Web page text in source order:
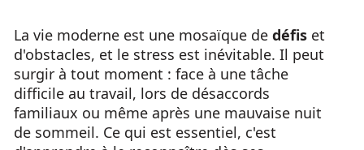
La vie moderne est une mosaïque de défis et
d'obstacles, et le stress est inévitable. Il peut
surgir à tout moment : face à une tâche
difficile au travail, lors de désaccords
familiaux ou même après une mauvaise nuit
de sommeil. Ce qui est essentiel, c'est